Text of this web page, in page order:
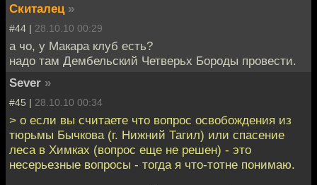
Скиталец »
#44 | 28.10.10 00:29
а чо, у Макара клуб есть?
надо там Дембельский Четверьх Бороды провести.
Sever »
#45 | 28.10.10 00:34
> о если вы считаете что вопрос освобождения из
тюрьмы Бычкова (г. Нижний Тагил) или спасение
леса в Химках (вопрос еще не решен) - это
несерьезные вопросы - тогда я что-тотне понимаю.